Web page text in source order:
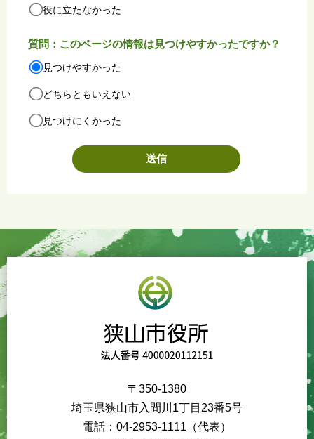
役に立たなかった
質問：このページの情報は見つけやすかったですか？
見つけやすかった
どちらともいえない
見つけにくかった
〒350-1380
埼玉県狭山市入間川1丁目23番5号
電話：04-2953-1111（代表）